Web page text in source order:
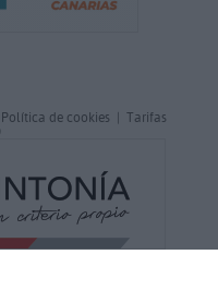
Política de cookies | Tarifas